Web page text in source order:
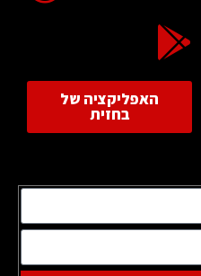
האפליקציה של
בחזית